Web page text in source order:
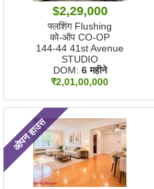
$2,29,000
फ्लशिंग Flushing
को-ऑप CO-OP
144-44 41st Avenue
STUDIO
DOM: 6 महीने
₹2,01,00,000
ओपन हाउस